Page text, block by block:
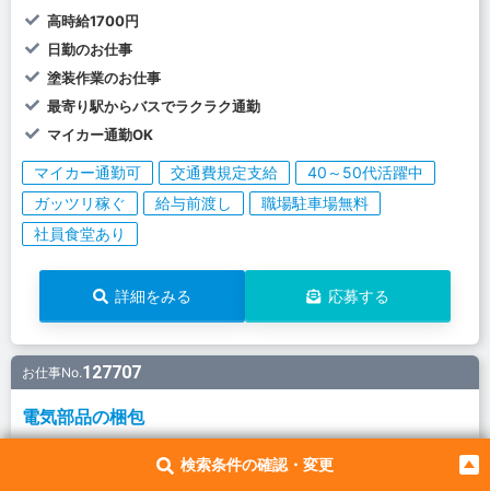
検索条件の確認・変更
高時給1700円
日勤のお仕事
塗装作業のお仕事
最寄り駅からバスでラクラク通勤
マイカー通勤OK
マイカー通勤可 交通費規定支給
40～50代活躍中
ガッツリ稼ぐ
給与前渡し
職場駐車場無料
社員食堂あり
詳細をみる 応募する
お仕事No.127707
電気部品の梱包
など各種部品）を木材や緩衝材を使って 梱包する作業。部品の